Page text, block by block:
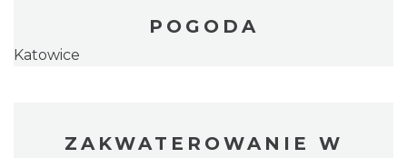
POGODA
Katowice
ZAKWATEROWANIE W